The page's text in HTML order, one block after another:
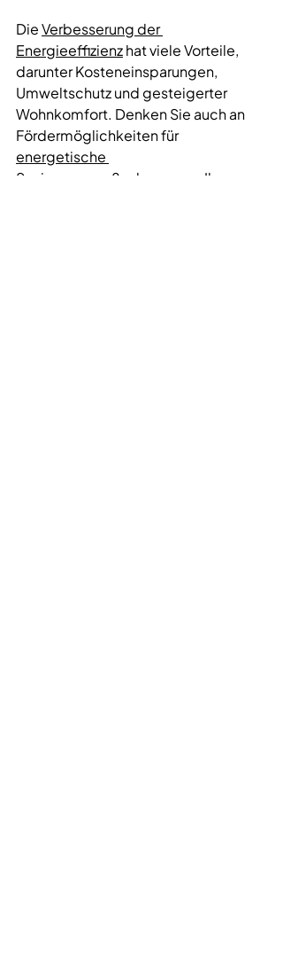
Die Verbesserung der
Energieeffizienz hat viele Vorteile,
darunter Kosteneinsparungen,
Umweltschutz und gesteigerter
Wohnkomfort. Denken Sie auch an
Fördermöglichkeiten für
energetische
Sanierungsmaßnahmen
, um Ihre